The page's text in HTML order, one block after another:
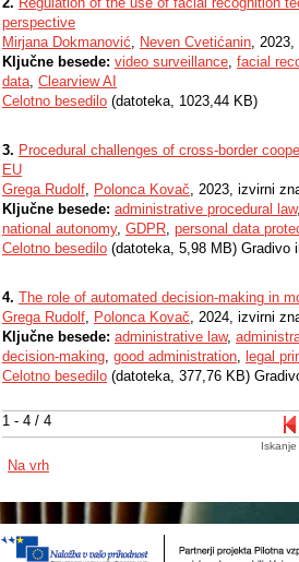
1 - 4 / 4
perspective
Mirjana Dokmanović, Neven Cvetićanin,
Ključne besede: video surveillance, facial
data, Clearview AI
Celotno besedilo (datoteka, 1023,44 KB)
3. Procedural challenges of cross-border
EU
Grega Rudolf, Polonca Kovač, 2023, izvirni
Ključne besede: administrative procedural law,
national autonomy, GDPR, personal data
Celotno besedilo (datoteka, 5,98 MB) Gradivo
4. The role of automated decision-making in
Grega Rudolf, Polonca Kovač, 2024, izvirni
Ključne besede: administrative law,
decision-making, good administration, legal
Celotno besedilo (datoteka, 377,76 KB)
Na vrh